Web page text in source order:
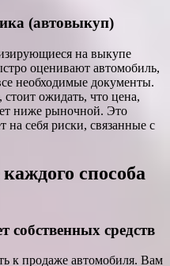
(автовыкуп)
на выкупе
оценивают автомобиль,
необходимые документы.
ожидать, что цена,
ниже рыночной. Это
на себя риски, связанные с
способа
собственных средств
к продаже автомобиля. Вам